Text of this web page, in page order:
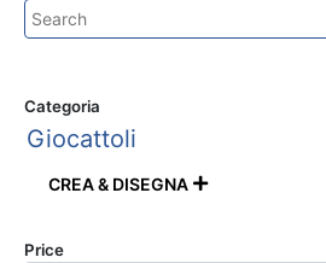
Categoria
Giocattoli
CREA & DISEGNA 
Price